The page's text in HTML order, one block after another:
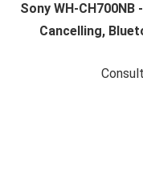
Sony WH-
Cancelling,